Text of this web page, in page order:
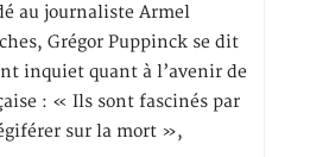
au journaliste Armel
Grégor Puppinck se dit
inquiet quant à l’avenir de
: « Ils sont fascinés par
sur la mort »,